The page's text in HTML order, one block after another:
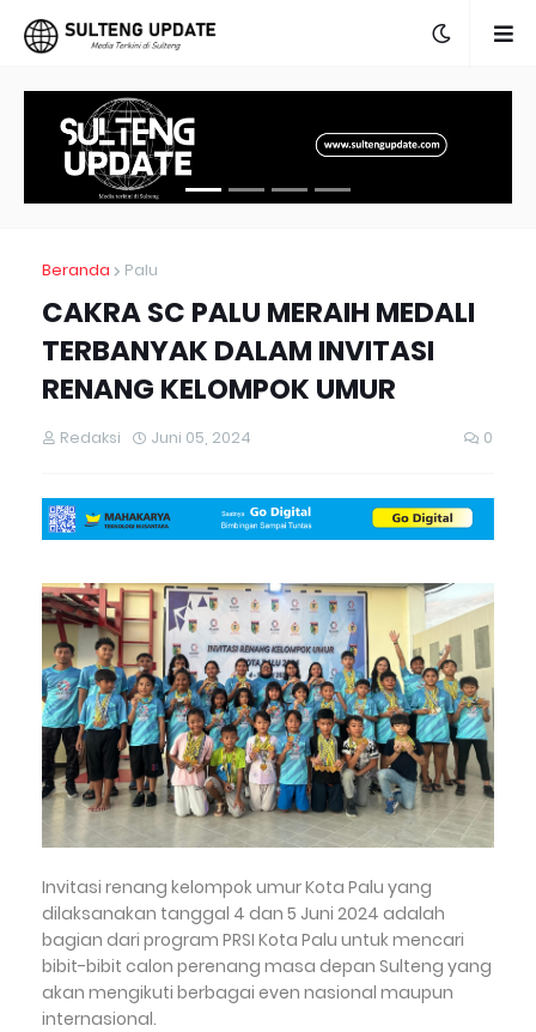
Beranda Palu
CAKRA SC PALU MERAIH MEDALI
TERBANYAK DALAM INVITASI
RENANG KELOMPOK UMUR
Redaksi Juni 05, 2024 0
Invitasi renang kelompok umur Kota Palu yang
dilaksanakan tanggal 4 dan 5 Juni 2024 adalah
bagian dari program PRSI Kota Palu untuk mencari
bibit-bibit calon perenang masa depan Sulteng yang
akan mengikuti berbagai even nasional maupun
internasional.